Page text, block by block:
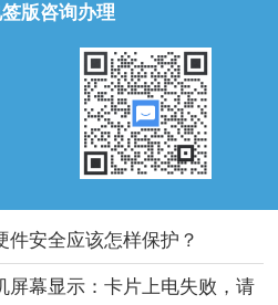
版咨询办理
件安全应该怎样保护？
屏幕显示：卡片上电失败，请